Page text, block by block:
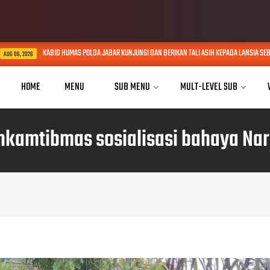
KABID HUMAS POLDA JABAR KUNJUNGI DAN BERIKAN TALI ASIH KEPADA LANSIA SEBATANG
HOME MENU SUB MENU MULT-LEVEL SUB
sosialisasi bahaya